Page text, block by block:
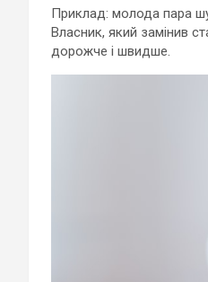
Приклад: молода пара
Власник, який замінив
дорожче і швидше.